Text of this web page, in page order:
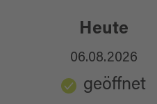
Heute
06.08.2026
geöffnet